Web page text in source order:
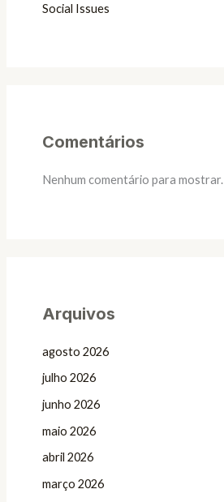
Social Issues
Comentários
Nenhum comentário para mostrar.
Arquivos
agosto 2026
julho 2026
junho 2026
maio 2026
abril 2026
março 2026